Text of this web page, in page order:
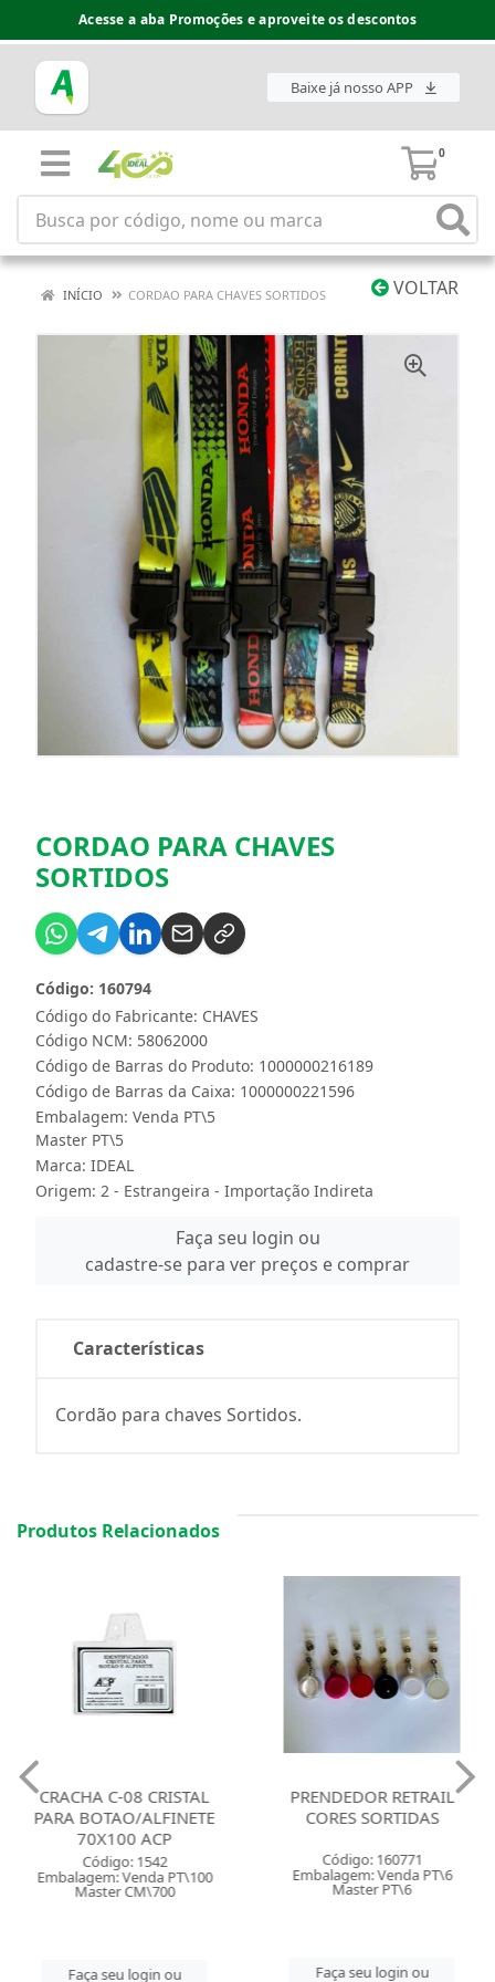
Acesse a aba Promoções e aproveite os descontos
Baixe já nosso APP
0
VOLTAR
INÍCIO CORDAO PARA CHAVES SORTIDOS
CORDAO PARA CHAVES
SORTIDOS
Código do Fabricante: CHAVES
Código: 160794
Código NCM: 58062000
Código de Barras do Produto: 1000000216189
Código de Barras da Caixa: 1000000221596
Embalagem: Venda PT\5
Master PT\5
Marca: IDEAL
Origem: 2 - Estrangeira - Importação Indireta
Faça seu login ou
cadastre-se para ver preços e comprar
Características
Cordão para chaves Sortidos.
Produtos Relacionados
CRACHA C-08 CRISTAL
PARA BOTAO/ALFINETE
70X100 ACP
Código: 1542
Embalagem: Venda PT\100
Master CM\700
Faça seu login ou
PRENDEDOR RETRAIL
CORES SORTIDAS
Código: 160771
Embalagem: Venda PT\6
Master PT\6
Faça seu login ou